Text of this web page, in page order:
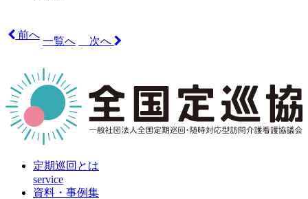
前へ
一覧へ 次へ
定期巡回とは
service
資料・事例集